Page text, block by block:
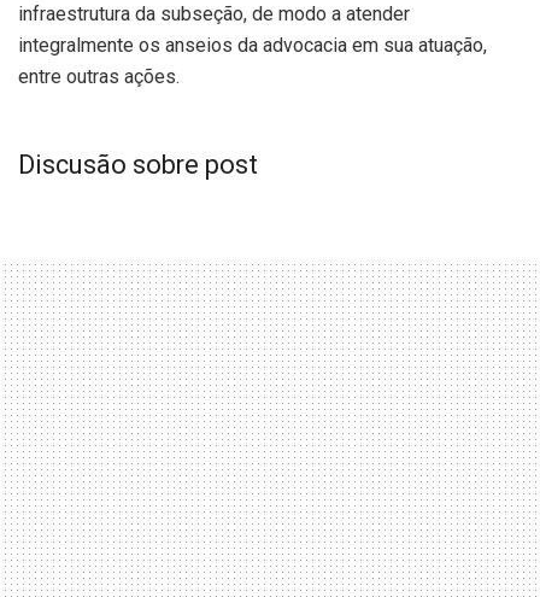
infraestrutura da subseção, de modo a atender
integralmente os anseios da advocacia em sua atuação,
entre outras ações.
Discusão sobre post